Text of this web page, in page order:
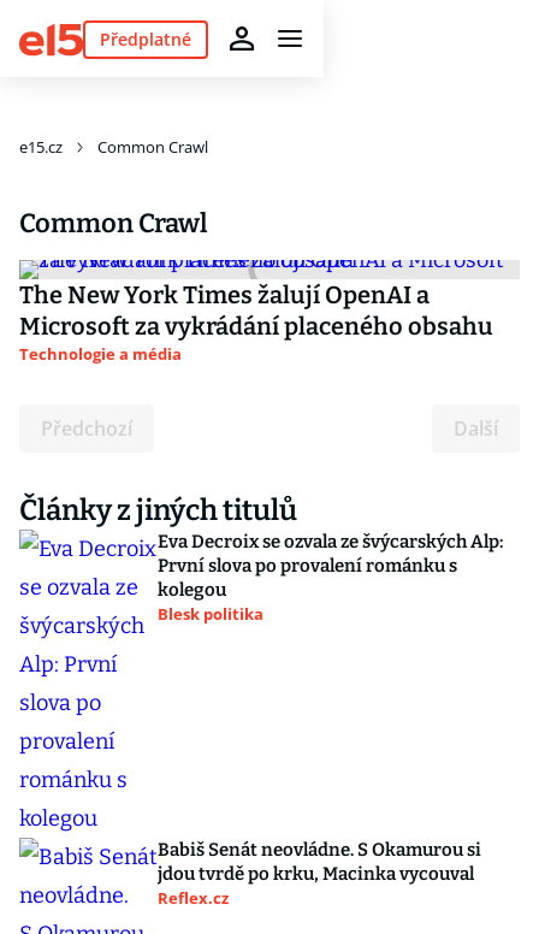
Předplatné
e15.cz Common Crawl
Common Crawl
The New York Times žalují OpenAI a
Microsoft za vykrádání placeného obsahu
Technologie a média
Předchozí Další
Články z jiných titulů
Eva Decroix se ozvala ze švýcarských Alp:
První slova po provalení románku s
kolegou
Blesk politika
Babiš Senát neovládne. S Okamurou si
jdou tvrdě po krku, Macinka vycouval
Reflex.cz